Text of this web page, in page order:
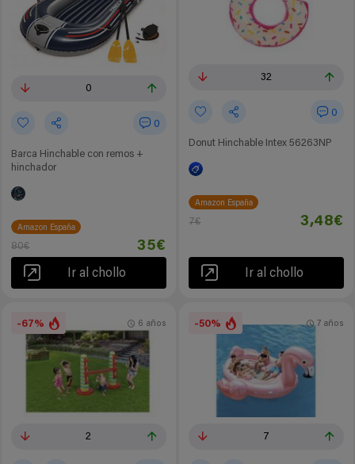
0
0
Barca Hinchable con remos +
hinchador
Amazon España
80€ 35€
Ir al chollo
32
0
Donut Hinchable Intex 56263NP
Amazon España
7€ 3,48€
Ir al chollo
-67%
2
6 años -50%
7
7 años